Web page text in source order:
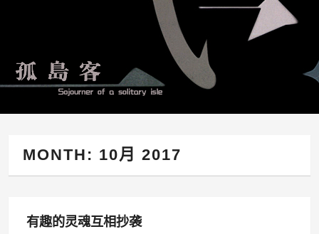
MONTH: 10月 2017
有趣的灵魂互相抄袭